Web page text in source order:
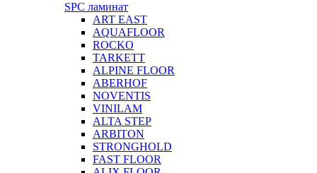
SPC ламинат
ART EAST
AQUAFLOOR
ROCKO
TARKETT
ALPINE FLOOR
ABERHOF
NOVENTIS
VINILAM
ALTA STEP
ARBITON
STRONGHOLD
FAST FLOOR